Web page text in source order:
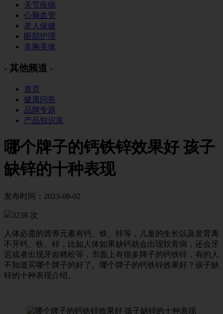
关节疾病
心脑血管
老人保健
眼部护理
丰胸美体
- 其他频道 -
首页
健康问答
品牌专题
产品知识库
哪个牌子的钙铁锌效果好 孩子
缺锌的十种表现
发布时间：2023-08-02
3238 次
人体必需的营养元素有钙、铁、锌等，儿童的生长以及发育离
不开钙、铁、锌，比如人体如果缺钙就会出现软骨病，还会牙
迟或者出现牙齿稀松等，市面上有很多牌子的钙铁锌，有的人
不知道买哪个牌子的好了。哪个牌子的钙铁锌效果好？孩子缺
锌的十种表现介绍。